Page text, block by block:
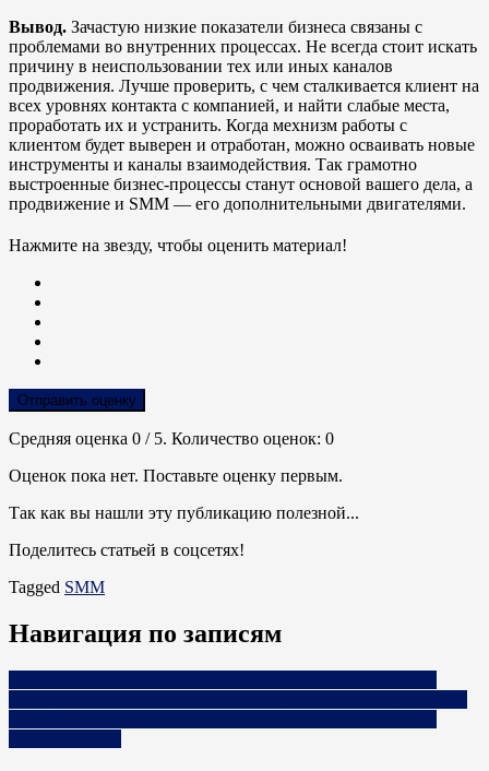
Вывод. Зачастую низкие показатели бизнеса связаны с
проблемами во внутренних процессах. Не всегда стоит искать
причину в неиспользовании тех или иных каналов
продвижения. Лучше проверить, с чем сталкивается клиент на
всех уровнях контакта с компанией, и найти слабые места,
проработать их и устранить. Когда мехнизм работы с
клиентом будет выверен и отработан, можно осваивать новые
инструменты и каналы взаимодействия. Так грамотно
выстроенные бизнес-процессы станут основой вашего дела, а
продвижение и SMM — его дополнительными двигателями.
Нажмите на звезду, чтобы оценить материал!
Отправить оценку
Средняя оценка 0 / 5. Количество оценок: 0
Оценок пока нет. Поставьте оценку первым.
Так как вы нашли эту публикацию полезной...
Поделитесь статьей в соцсетях!
Tagged SMM
Навигация по записям